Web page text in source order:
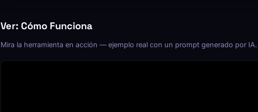
Ver: Cómo Funciona
Mira la herramienta en acción — ejemplo real con un prompt generado por IA.